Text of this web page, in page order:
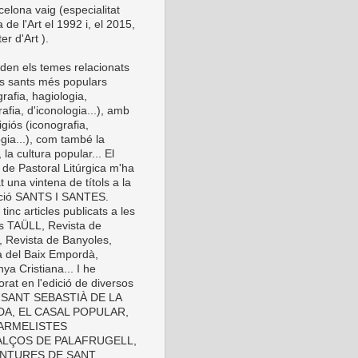
vaig (especialitat
de l'Art el 1992 i, el 2015,
d'Art ).
els temes relacionats
sants més populars
hagiologia,
d'iconologia...), amb
(iconografia,
com també la
la cultura popular... El
Pastoral Litúrgica m'ha
una vintena de títols a la
SANTS I SANTES.
tinc articles publicats a les
TAÜLL, Revista de
Revista de Banyoles,
del Baix Empordà,
Cristiana... I he
en l'edició de diversos
SEBASTIÀ DE LA
EL CASAL POPULAR,
DE PALAFRUGELL,
DE SANT